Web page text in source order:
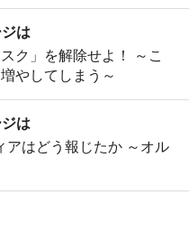
は
アはどう報じたか ～オル
は
ク」を解除せよ！ ～こ
やしてしまう～